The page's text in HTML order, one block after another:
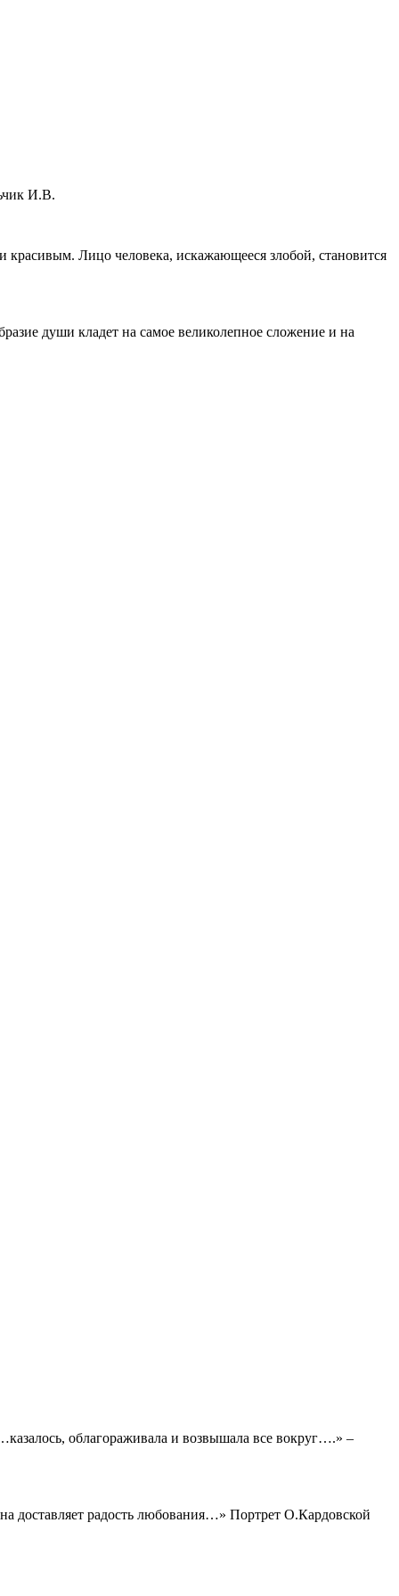
И.В.
красивым. Лицо человека, искажающееся злобой, становится
души кладет на самое великолепное сложение и на
облагораживала и возвышала все вокруг….» –
доставляет радость любования…» Портрет О.Кардовской